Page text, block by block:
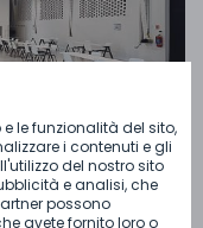
000 CZK
le funzionalità del sito,
i contenuti e gli
del nostro sito
e analisi, che
possono
avete fornito loro o